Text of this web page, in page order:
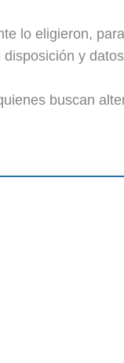
lo eligieron,
y
buscan